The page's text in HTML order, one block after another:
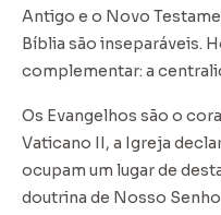
Antigo e o Novo
Bíblia são inseparáveis.
complementar: a
Os Evangelhos são o
Vaticano II, a Igreja
ocupam um lugar de
doutrina de Nosso